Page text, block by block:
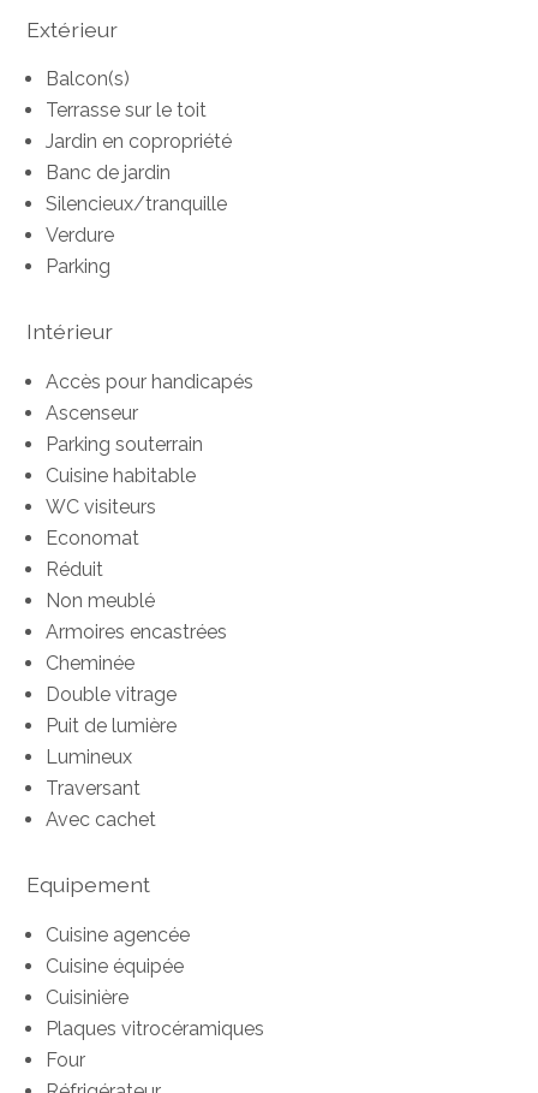
Extérieur
Balcon(s)
Terrasse sur le toit
Jardin en copropriété
Banc de jardin
Silencieux/tranquille
Verdure
Parking
Intérieur
Accès pour handicapés
Ascenseur
Parking souterrain
Cuisine habitable
WC visiteurs
Economat
Réduit
Non meublé
Armoires encastrées
Cheminée
Double vitrage
Puit de lumière
Lumineux
Traversant
Avec cachet
Equipement
Cuisine agencée
Cuisine équipée
Cuisinière
Plaques vitrocéramiques
Four